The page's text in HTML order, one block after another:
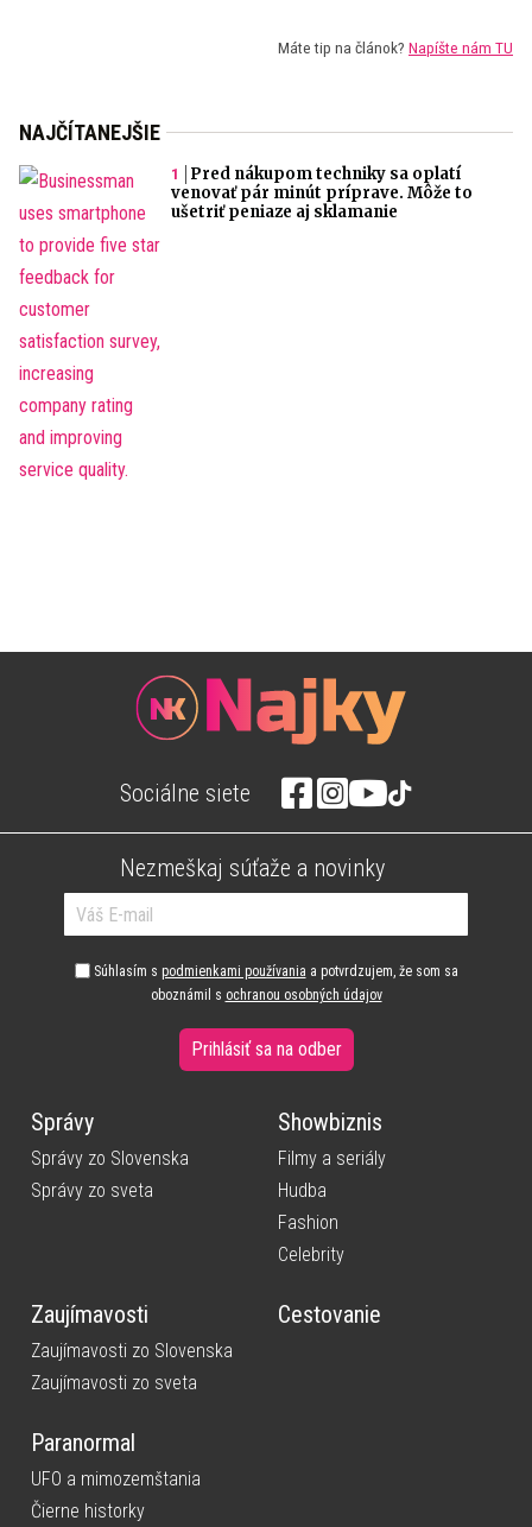
Máte tip na článok? Napíšte nám TU
NAJČÍTANEJŠIE
Pred nákupom techniky sa oplatí
venovať pár minút príprave. Môže to
ušetriť peniaze aj sklamanie
Sociálne siete
Nezmeškaj súťaže a novinky
Súhlasím s podmienkami používania a potvrdzujem, že som sa
oboznámil s ochranou osobných údajov
Prihlásiť sa na odber
Správy
Správy zo Slovenska
Správy zo sveta
Showbiznis
Filmy a seriály
Hudba
Fashion
Celebrity
Zaujímavosti
Zaujímavosti zo Slovenska
Zaujímavosti zo sveta
Cestovanie
Paranormal
UFO a mimozemštania
Čierne historky